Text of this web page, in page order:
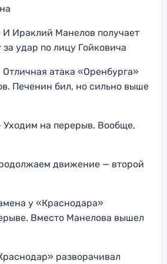
И Ираклий Манелов получает
удар по лицу Гойковича
Отличная атака «Оренбурга»
Печенин бил, но сильно выше
Уходим на перерыв. Вообще,
движение — второй
у «Краснодара»
Вместо Манелова вышел
разворачивал